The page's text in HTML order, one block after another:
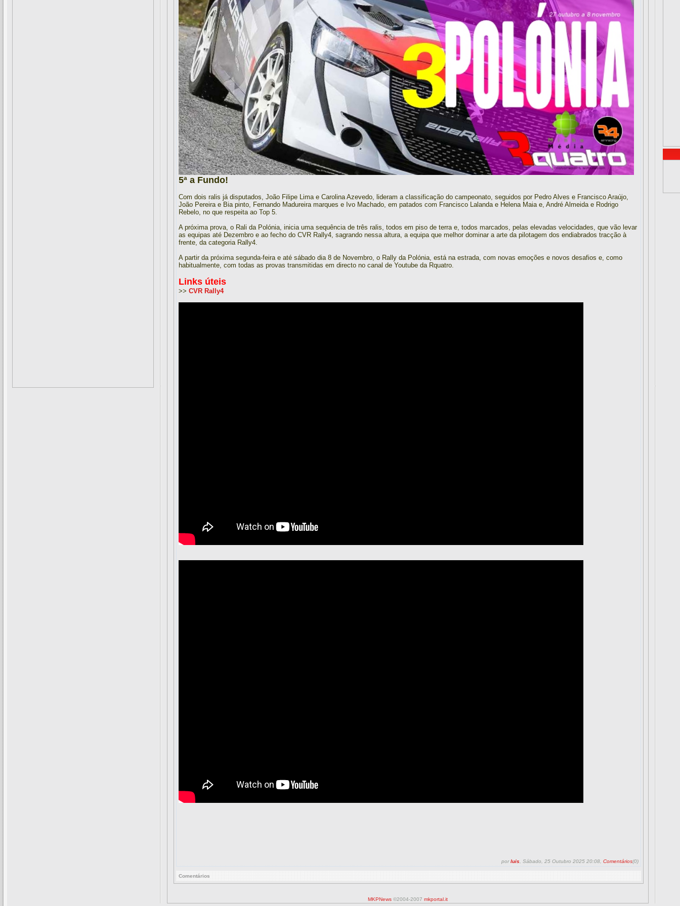
5ª a Fundo!
Com dois ralis já disputados, João Filipe Lima e Carolina Azevedo, lideram a classificação do campeonato, seguidos por Pedro Alves e Francisco Araújo,
João Pereira e Bia pinto, Fernando Madureira marques e Ivo Machado, em patados com Francisco Lalanda e Helena Maia e, André Almeida e Rodrigo
Rebelo, no que respeita ao Top 5.
A próxima prova, o Rali da Polónia, inicia uma sequência de três ralis, todos em piso de terra e, todos marcados, pelas elevadas velocidades, que vão levar
as equipas até Dezembro e ao fecho do CVR Rally4, sagrando nessa altura, a equipa que melhor dominar a arte da pilotagem dos endiabrados tracção à
frente, da categoria Rally4.
A partir da próxima segunda-feira e até sábado dia 8 de Novembro, o Rally da Polónia, está na estrada, com novas emoções e novos desafios e, como
habitualmente, com todas as provas transmitidas em directo no canal de Youtube da Rquatro.
Links úteis
>> CVR Rally4
por luis , Sábado, 25 Outubro 2025 20:08, Comentários(0)
Comentários
MKPNews ©2004-2007 mkportal.it